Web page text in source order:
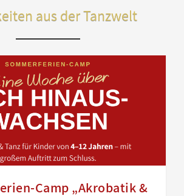
aus der Tanzwelt
Camp „Akrobatik &